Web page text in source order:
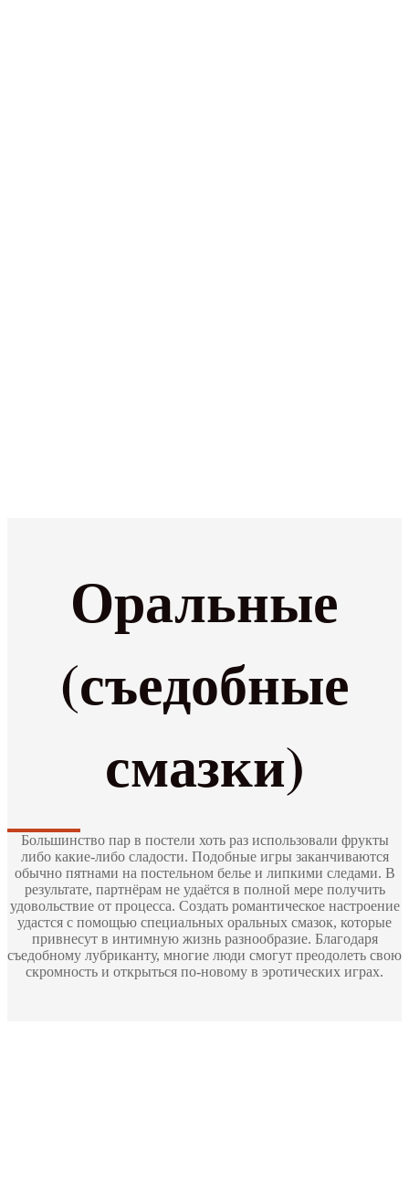
Оральные
(съедобные
смазки)
Большинство пар в постели хоть раз использовали фрукты
либо какие-либо сладости. Подобные игры заканчиваются
обычно пятнами на постельном белье и липкими следами. В
результате, партнёрам не удаётся в полной мере получить
удовольствие от процесса. Создать романтическое настроение
удастся с помощью специальных оральных смазок, которые
привнесут в интимную жизнь разнообразие. Благодаря
съедобному лубриканту, многие люди смогут преодолеть свою
скромность и открыться по-новому в эротических играх.